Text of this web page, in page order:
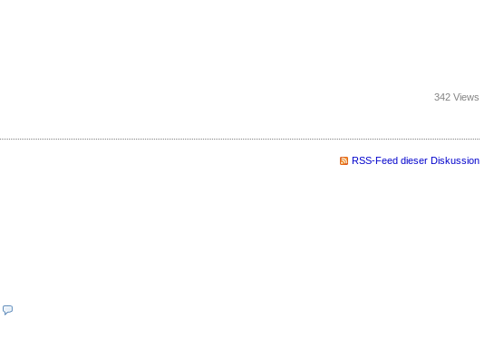
342 Views
RSS-Feed dieser Diskussion